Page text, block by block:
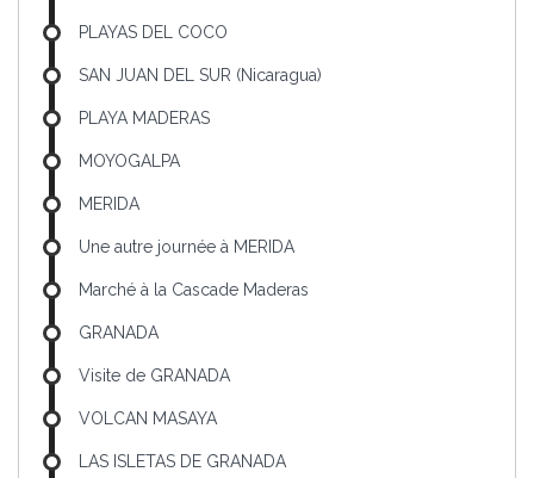
PLAYAS DEL COCO
SAN JUAN DEL SUR (Nicaragua)
PLAYA MADERAS
MOYOGALPA
MERIDA
Une autre journée à MERIDA
Marché à la Cascade Maderas
GRANADA
Visite de GRANADA
VOLCAN MASAYA
LAS ISLETAS DE GRANADA